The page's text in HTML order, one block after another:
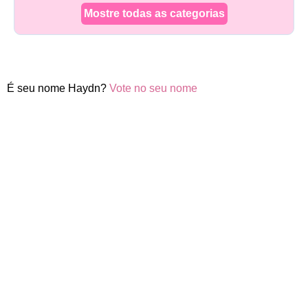
Mostre todas as categorias
É seu nome Haydn? Vote no seu nome